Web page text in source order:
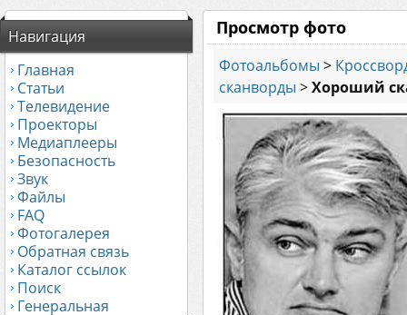
Навигация
Главная
Статьи
Телевидение
Проекторы
Медиаплееры
Безопасность
Звук
Файлы
FAQ
Фотогалерея
Обратная связь
Каталог ссылок
Поиск
Генеральная
Просмотр фото
Фотоальбомы >
сканворды >Хороший